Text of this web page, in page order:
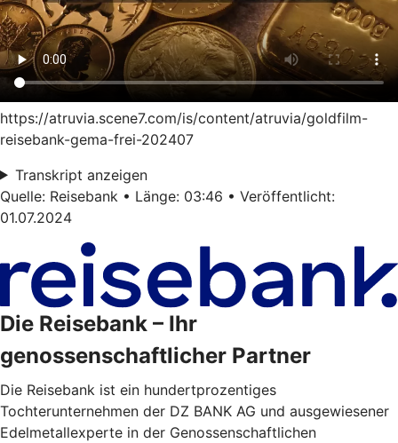
https://atruvia.scene7.com/is/content/atruvia/goldfilm-
reisebank-gema-frei-202407
Transkript anzeigen
Quelle: Reisebank • Länge: 03:46 • Veröffentlicht:
01.07.2024
Die Reisebank – Ihr
genossenschaftlicher Partner
Die Reisebank ist ein hundertprozentiges
Tochterunternehmen der DZ BANK AG und ausgewiesener
Edelmetallexperte in der Genossenschaftlichen